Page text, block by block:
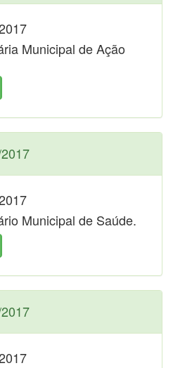
Municipal de Ação
Municipal de Saúde.